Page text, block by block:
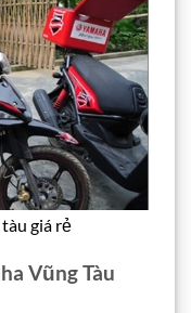
giá rẻ
Vũng Tàu